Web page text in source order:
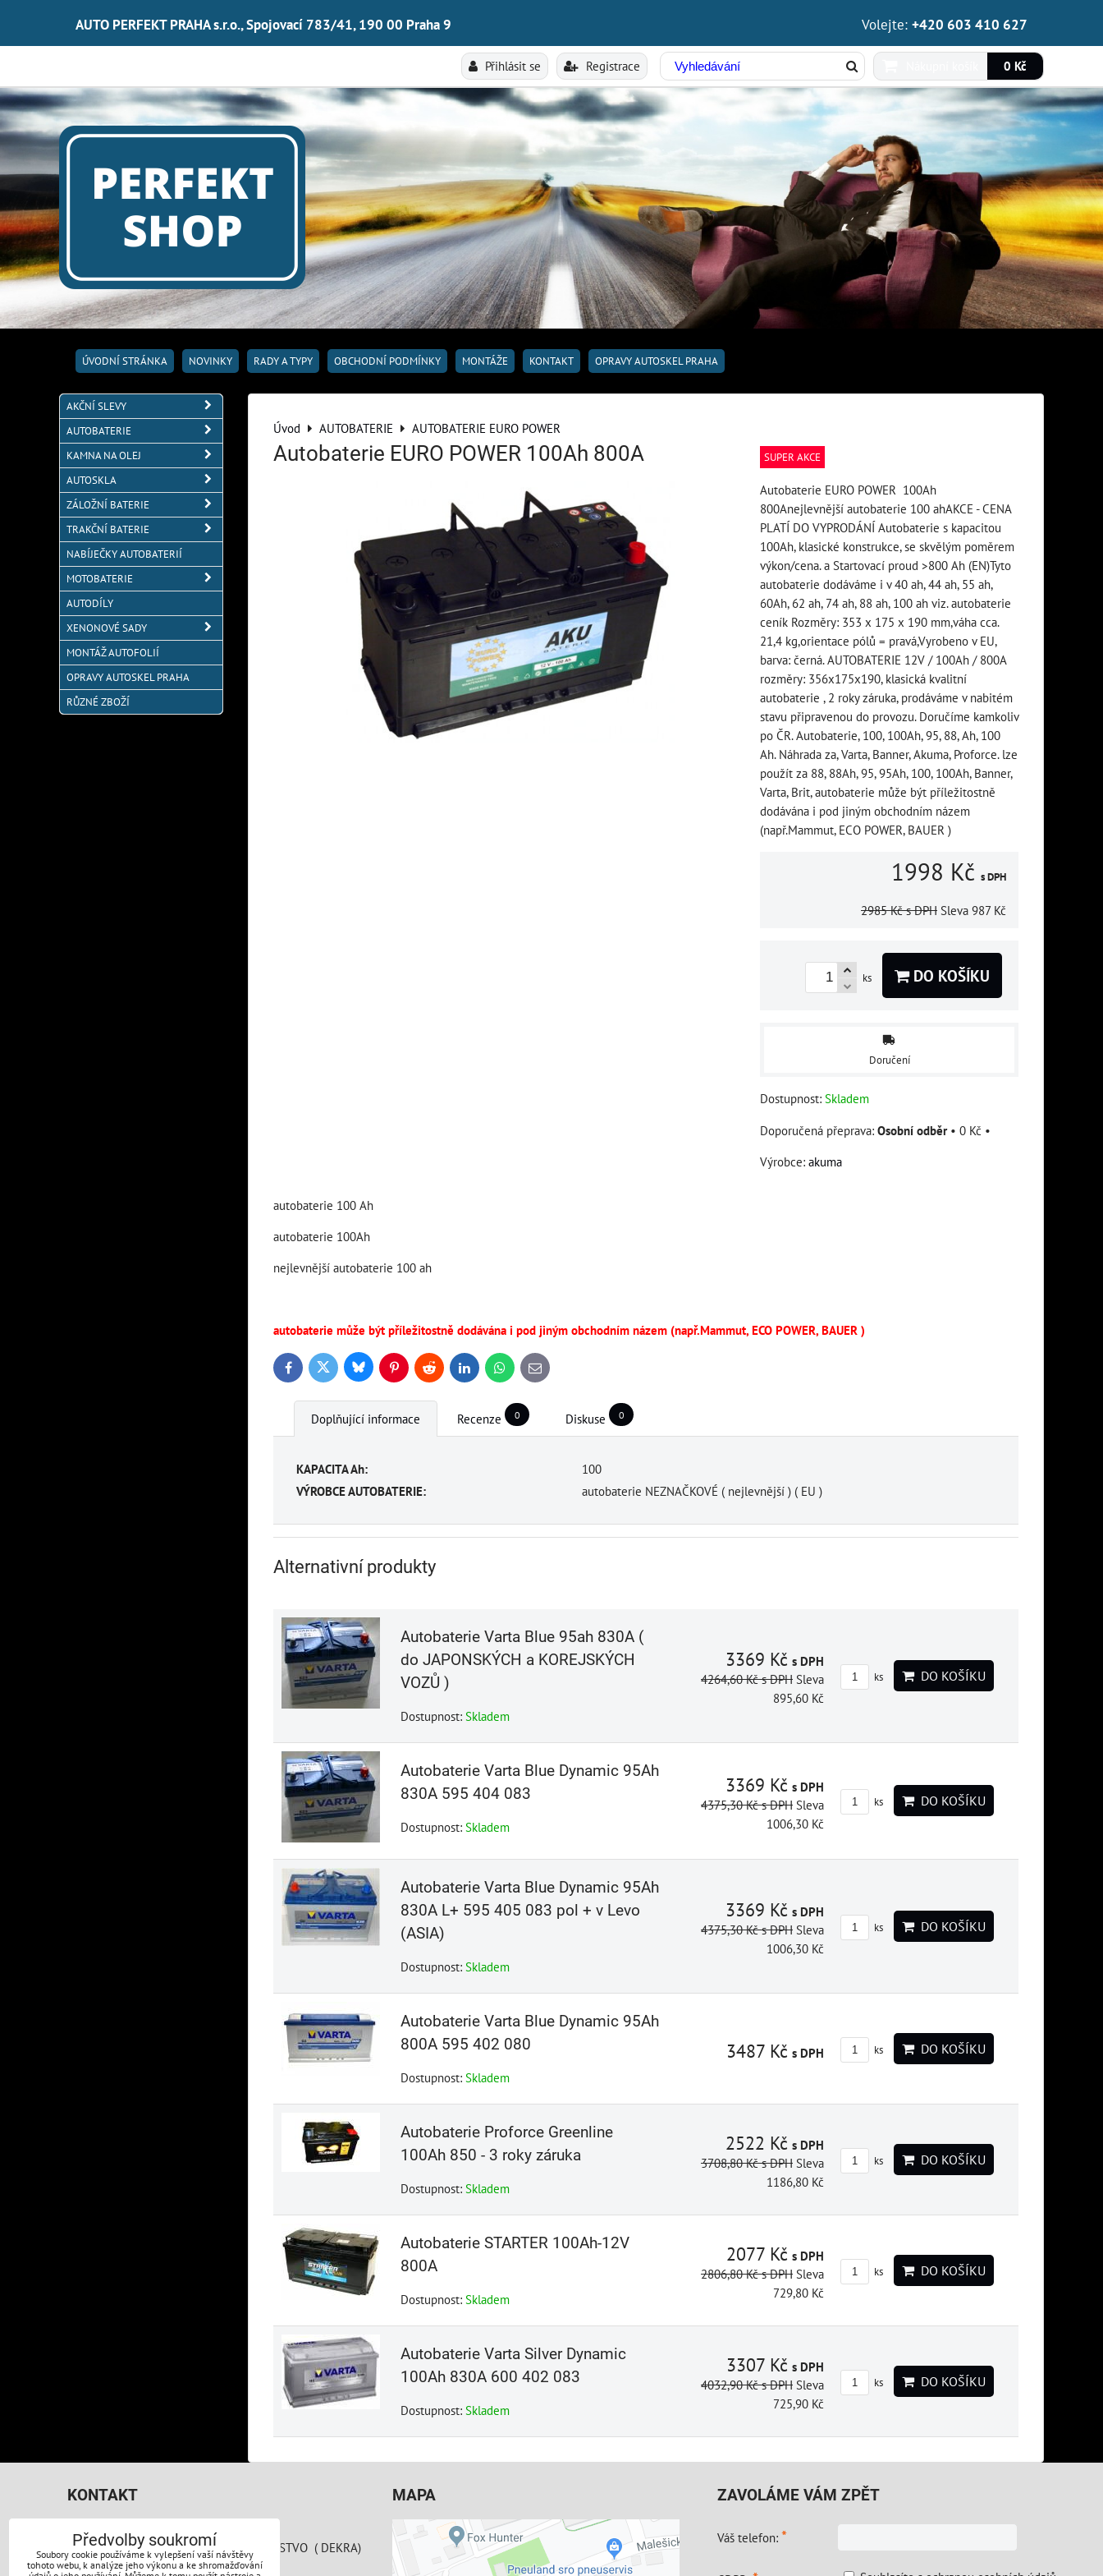
AUTO PERFEKT PRAHA s.r.o., Spojovací 783/41, 190 00 Praha 9 Volejte: +420 603 410 627
Přihlásit se Registrace 0 Kč
ÚVODNÍ STRÁNKA NOVINKY RADY A TYPY OBCHODNÍ PODMÍNKY MONTÁŽE KONTAKT OPRAVY AUTOSKEL PRAHA
Úvod AUTOBATERIE AUTOBATERIE EURO POWER
Autobaterie EURO POWER 100Ah 800A SUPER AKCE
Autobaterie EURO POWER 100Ah
800Anejlevnější autobaterie 100 ahAKCE - CENA
PLATÍ DO VYPRODÁNÍ Autobaterie s kapacitou
100Ah, klasické konstrukce, se skvělým poměrem
výkon/cena. a Startovací proud >800 Ah (EN)Tyto
autobaterie dodáváme i v 40 ah, 44 ah, 55 ah,
60Ah, 62 ah, 74 ah, 88 ah, 100 ah viz. autobaterie
ceník Rozměry: 353 x 175 x 190 mm,váha cca.
21,4 kg,orientace pólů = pravá,Vyrobeno v EU,
barva: černá. AUTOBATERIE 12V / 100Ah / 800A
rozměry: 356x175x190, klasická kvalitní
autobaterie , 2 roky záruka, prodáváme v nabitém
stavu připravenou do provozu. Doručíme kamkoliv
po ČR. Autobaterie, 100, 100Ah, 95, 88, Ah, 100
Ah. Náhrada za, Varta, Banner, Akuma, Proforce. lze
použít za 88, 88Ah, 95, 95Ah, 100, 100Ah, Banner,
Varta, Brit, autobaterie může být příležitostně
dodávána i pod jiným obchodním názem
(např.Mammut, ECO POWER, BAUER )
1998 Kč s DPH
2985 Kč s DPH Sleva 987 Kč
ks DO KOŠÍKU
Doručení
Dostupnost: Skladem
Osobní odběr • 0 Kč •
Výrobce: akuma
autobaterie 100 Ah
autobaterie 100Ah
nejlevnější autobaterie 100 ah
autobaterie může být příležitostně dodávána i pod jiným obchodním názem (např.Mammut, ECO POWER, BAUER )
FacebookTwitter BlueskyPinterestReddit LinkedInWhatsApp
E-
mail
Doplňující informace Recenze 0 Diskuse 0
KAPACITA Ah:
100
VÝROBCE AUTOBATERIE:
autobaterie NEZNAČKOVÉ ( nejlevnější ) ( EU )
Alternativní produkty
Autobaterie Varta Blue 95ah 830A (
do JAPONSKÝCH a KOREJSKÝCH
VOZŮ )
Dostupnost: Skladem
3369 Kč s DPH
4264,60 Kčs DPH Sleva
895,60 Kč
ks DO KOŠÍKU
Autobaterie Varta Blue Dynamic 95Ah
830A 595 404 083
Dostupnost: Skladem
3369 Kč s DPH
4375,30 Kčs DPH Sleva
1006,30 Kč
ks DO KOŠÍKU
Autobaterie Varta Blue Dynamic 95Ah
830A L+ 595 405 083 pol + v Levo
(ASIA)
Dostupnost: Skladem
3369 Kč s DPH
4375,30 Kčs DPH Sleva
1006,30 Kč
ks DO KOŠÍKU
Autobaterie Varta Blue Dynamic 95Ah
800A 595 402 080
Dostupnost: Skladem
3487 Kč s DPH ks DO KOŠÍKU
Autobaterie Proforce Greenline
100Ah 850 - 3 roky záruka
Dostupnost: Skladem
2522 Kč s DPH
3708,80 Kčs DPH Sleva
1186,80 Kč
ks DO KOŠÍKU
Autobaterie STARTER 100Ah-12V
800A
Dostupnost: Skladem
2077 Kč s DPH
2806,80 Kčs DPH Sleva
729,80 Kč
ks DO KOŠÍKU
Autobaterie Varta Silver Dynamic
100Ah 830A 600 402 083
Dostupnost: Skladem
3307 Kč s DPH
4032,90 Kčs DPH Sleva
725,90 Kč
ks DO KOŠÍKU
AKČNÍ SLEVY
AUTOBATERIE
KAMNA NA OLEJ
AUTOSKLA
ZÁLOŽNÍ BATERIE
TRAKČNÍ BATERIE
NABÍJEČKY AUTOBATERIÍ
MOTOBATERIE
AUTODÍLY
XENONOVÉ SADY
MONTÁŽ AUTOFOLIÍ
OPRAVY AUTOSKEL PRAHA
RŮZNÉ ZBOŽÍ
KONTAKT
AUTO PERFEKT PRAHA s.r.o.
SPOJOVACÍ 783/41 AREÁL AUTODRUŽSTVO ( DEKRA)
190 00 Praha 9
MAPA ZAVOLÁME VÁM ZPĚT
Váš telefon: *
Předvolby soukromí
Soubory cookie používáme k vylepšení vaší návštěvy
tohoto webu, k analýze jeho výkonu a ke shromažďování